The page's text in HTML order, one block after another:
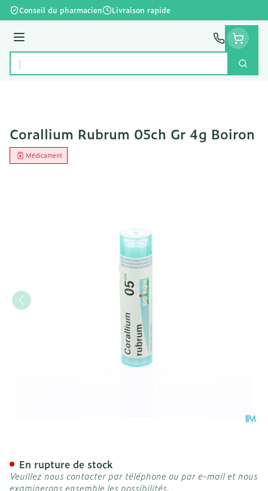
Aller au contenu
Conseil du pharmacien Livraison rapide
Menu
Rechercher
Corallium Rubrum 05ch Gr 4g Boiron
Médicament
En rupture de stock
Veuillez nous contacter par téléphone ou par e-mail et nous
examinerons ensemble les possibilités.